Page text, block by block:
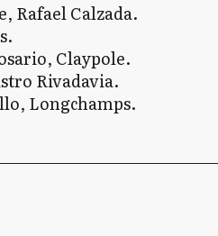
Rafael Calzada.
Claypole.
Rivadavia.
Longchamps.